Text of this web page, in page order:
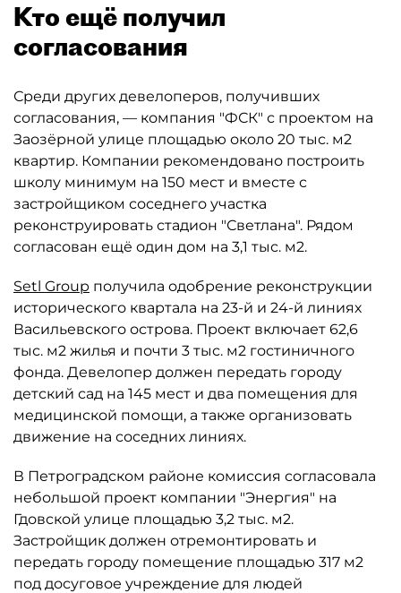
Кто ещё получил
согласования
Среди других девелоперов, получивших
согласования, — компания "ФСК" с проектом на
Заозёрной улице площадью около 20 тыс. м2
квартир. Компании рекомендовано построить
школу минимум на 150 мест и вместе с
застройщиком соседнего участка
реконструировать стадион "Светлана". Рядом
согласован ещё один дом на 3,1 тыс. м2.
Setl Group получила одобрение реконструкции
исторического квартала на 23-й и 24-й линиях
Васильевского острова. Проект включает 62,6
тыс. м2 жилья и почти 3 тыс. м2 гостиничного
фонда. Девелопер должен передать городу
детский сад на 145 мест и два помещения для
медицинской помощи, а также организовать
движение на соседних линиях.
В Петроградском районе комиссия согласовала
небольшой проект компании "Энергия" на
Гдовской улице площадью 3,2 тыс. м2.
Застройщик должен отремонтировать и
передать городу помещение площадью 317 м2
под досуговое учреждение для людей